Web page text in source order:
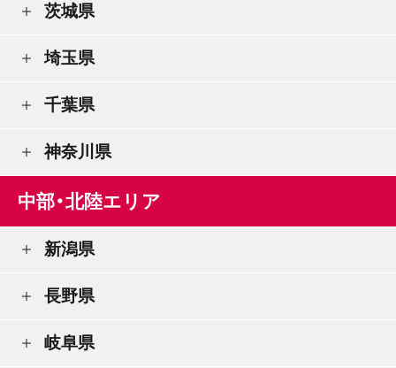
茨城県
埼玉県
千葉県
神奈川県
中部・北陸エリア
新潟県
長野県
岐阜県